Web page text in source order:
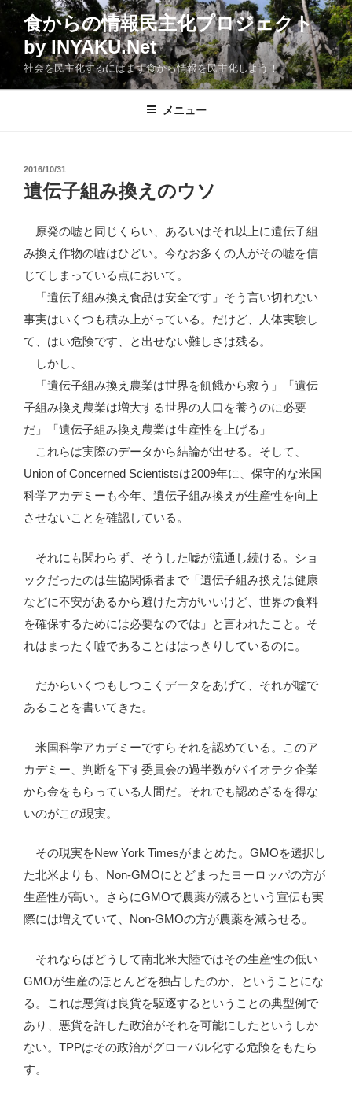
コ
食からの情報民主化プロジェクト
by INYAKU.Net
社会を民主化するにはまず食から情報を民主化しよう！
メニュー
投
稿
日:
2016/10/31
遺伝子組み換えのウソ
原発の嘘と同じくらい、あるいはそれ以上に遺伝子組
み換え作物の嘘はひどい。今なお多くの人がその嘘を信
じてしまっている点において。
「遺伝子組み換え食品は安全です」そう言い切れない
事実はいくつも積み上がっている。だけど、人体実験し
て、はい危険です、と出せない難しさは残る。
しかし、
「遺伝子組み換え農業は世界を飢餓から救う」「遺伝
子組み換え農業は増大する世界の人口を養うのに必要
だ」「遺伝子組み換え農業は生産性を上げる」
これらは実際のデータから結論が出せる。そして、
Union of Concerned Scientistsは2009年に、保守的な米国
科学アカデミーも今年、遺伝子組み換えが生産性を向上
させないことを確認している。
それにも関わらず、そうした嘘が流通し続ける。ショ
ックだったのは生協関係者まで「遺伝子組み換えは健康
などに不安があるから避けた方がいいけど、世界の食料
を確保するためには必要なのでは」と言われたこと。そ
れはまったく嘘であることははっきりしているのに。
だからいくつもしつこくデータをあげて、それが嘘で
あることを書いてきた。
米国科学アカデミーですらそれを認めている。このア
カデミー、判断を下す委員会の過半数がバイオテク企業
から金をもらっている人間だ。それでも認めざるを得な
いのがこの現実。
その現実をNew York Timesがまとめた。GMOを選択し
た北米よりも、Non-GMOにとどまったヨーロッパの方が
生産性が高い。さらにGMOで農薬が減るという宣伝も実
際には増えていて、Non-GMOの方が農薬を減らせる。
それならばどうして南北米大陸ではその生産性の低い
GMOが生産のほとんどを独占したのか、ということにな
る。これは悪貨は良貨を駆逐するということの典型例で
あり、悪貨を許した政治がそれを可能にしたというしか
ない。TPPはその政治がグローバル化する危険をもたら
す。